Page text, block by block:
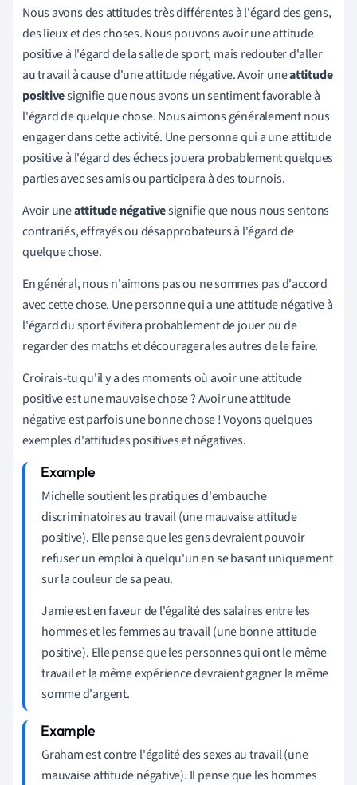
Nous avons des attitudes très différentes à l'égard des gens,
des lieux et des choses. Nous pouvons avoir une attitude
positive à l'égard de la salle de sport, mais redouter d'aller
au travail à cause d'une attitude négative. Avoir uneattitude
positivesignifie que nous avons un sentiment favorable à
l'égard de quelque chose. Nous aimons généralement nous
engager dans cette activité. Une personne qui a une attitude
positive à l'égard des échecs jouera probablement quelques
parties avec ses amis ou participera à des tournois.
Avoir uneattitude négativesignifie que nous nous sentons
contrariés, effrayés ou désapprobateurs à l'égard de
quelque chose.
En général, nous n'aimons pas ou ne sommes pas d'accord
avec cette chose. Une personne qui a une attitude négative à
l'égard du sport évitera probablement de jouer ou de
regarder des matchs et découragera les autres de le faire.
Croirais-tu qu'il y a des moments où avoir une attitude
positive est une mauvaise chose ? Avoir une attitude
négative est parfois une bonne chose ! Voyons quelques
exemples d'attitudes positives et négatives.
Michelle soutient les pratiques d'embauche
discriminatoires au travail (une mauvaise attitude
positive). Elle pense que les gens devraient pouvoir
refuser un emploi à quelqu'un en se basant uniquement
sur la couleur de sa peau.
Jamie est en faveur de l'égalité des salaires entre les
hommes et les femmes au travail (une bonne attitude
positive). Elle pense que les personnes qui ont le même
travail et la même expérience devraient gagner la même
somme d'argent.
Graham est contre l'égalité des sexes au travail (une
mauvaise attitude négative). Il pense que les hommes